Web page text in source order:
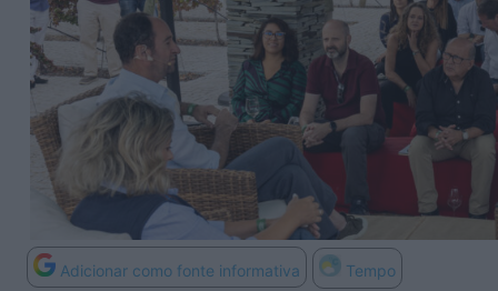
Adicionar como fonte informativa Tempo